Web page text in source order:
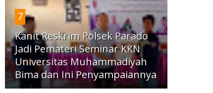
7
Kanit Reskrim Polsek Parado
Jadi Pemateri Seminar KKN
Universitas Muhammadiyah
Bima dan Ini Penyampaiannya